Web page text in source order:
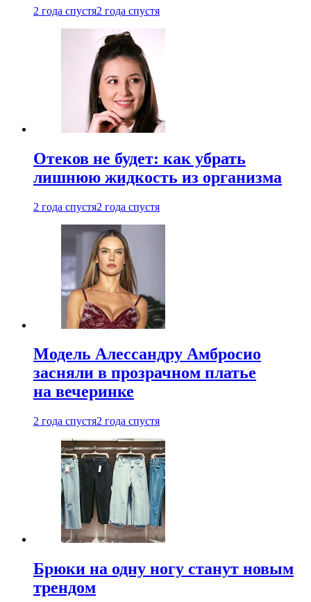
2 года спустя2 года спустя
Отеков не будет: как убрать
лишнюю жидкость из организма
2 года спустя2 года спустя
Модель Алессандру Амбросио
засняли в прозрачном платье
на вечеринке
2 года спустя2 года спустя
Брюки на одну ногу станут новым
трендом